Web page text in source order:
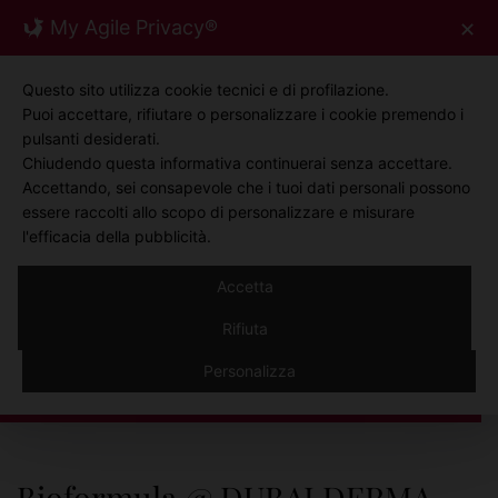
News
My Agile Privacy® ✕
Questo sito utilizza cookie tecnici e di profilazione.
Puoi accettare, rifiutare o personalizzare i cookie premendo i
pulsanti desiderati.
Chiudendo questa informativa continuerai senza accettare.
Accettando, sei consapevole che i tuoi dati personali possono
essere raccolti allo scopo di personalizzare e misurare
l'efficacia della pubblicità.
Accetta
Rifiuta
Personalizza